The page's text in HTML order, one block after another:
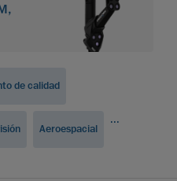
de calidad
Aeroespacial
...